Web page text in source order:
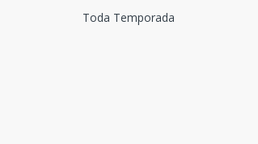
Toda Temporada